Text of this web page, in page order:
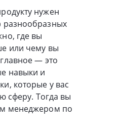
нужен
разнообразных
где вы
или чему вы
— это
навыки и
которые у вас
сферу. Тогда вы
менеджером по